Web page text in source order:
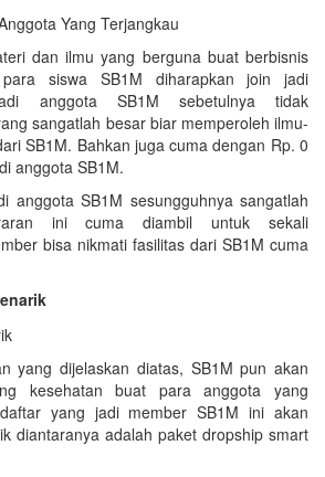
dan ilmu yang berguna buat berbisnis
siswa SB1M diharapkan join jadi
anggota SB1M sebetulnya tidak
sangatlah besar biar memperoleh ilmu-
SB1M. Bahkan juga cuma dengan Rp. 0
anggota SB1M.
anggota SB1M sesungguhnya sangatlah
ini cuma diambil untuk sekali
bisa nikmati fasilitas dari SB1M cuma
yang dijelaskan diatas, SB1M pun akan
kesehatan buat para anggota yang
yang jadi member SB1M ini akan
diantaranya adalah paket dropship smart